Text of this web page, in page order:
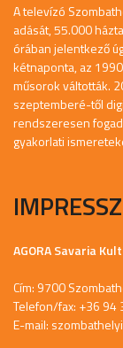
A televízó
adását, 55.000
órában jelentkező
kétnaponta, az
műsorok váltották.
szeptemberé-től
rendszeresen
gyakorlati
AGORA Savaria
Cím: 9700
Telefon/fax: +36
E-mail: